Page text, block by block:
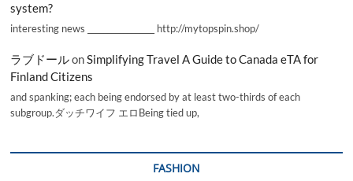
system?
interesting news _________________ http://mytopspin.shop/
ラブドールonSimplifying Travel A Guide to Canada eTA for
Finland Citizens
and spanking; each being endorsed by at least two-thirds of each
subgroup.ダッチワイフ エロBeing tied up,
FASHION